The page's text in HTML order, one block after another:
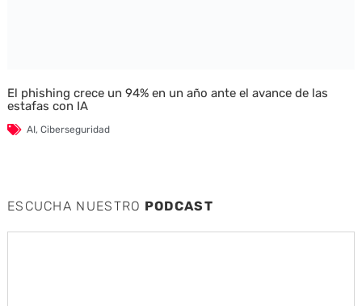
El phishing crece un 94% en un año ante el avance de las
estafas con IA
AI, Ciberseguridad
ESCUCHA NUESTRO PODCAST